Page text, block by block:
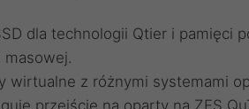
dla technologii Qtier i pamięci
masowej.
wirtualne z różnymi systemami
przejście na oparty na ZFS